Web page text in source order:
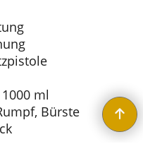
ml
Bürste